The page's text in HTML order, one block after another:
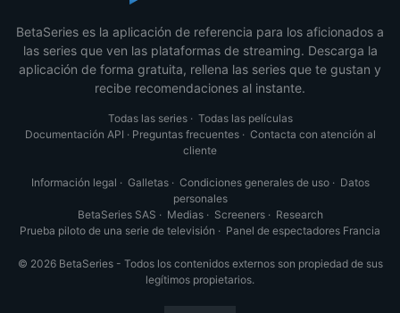
BetaSeries es la aplicación de referencia para los aficionados a
las series que ven las plataformas de streaming. Descarga la
aplicación de forma gratuita, rellena las series que te gustan y
recibe recomendaciones al instante.
Todas las series· Todas las películas
Documentación API · Preguntas frecuentes· Contacta con atención al
cliente
Información legal · Galletas· Condiciones generales de uso· Datos
personales
BetaSeries SAS · Medias· Screeners· Research
Prueba piloto de una serie de televisión · Panel de espectadores Francia
© 2026 BetaSeries - Todos los contenidos externos son propiedad de sus
legítimos propietarios.